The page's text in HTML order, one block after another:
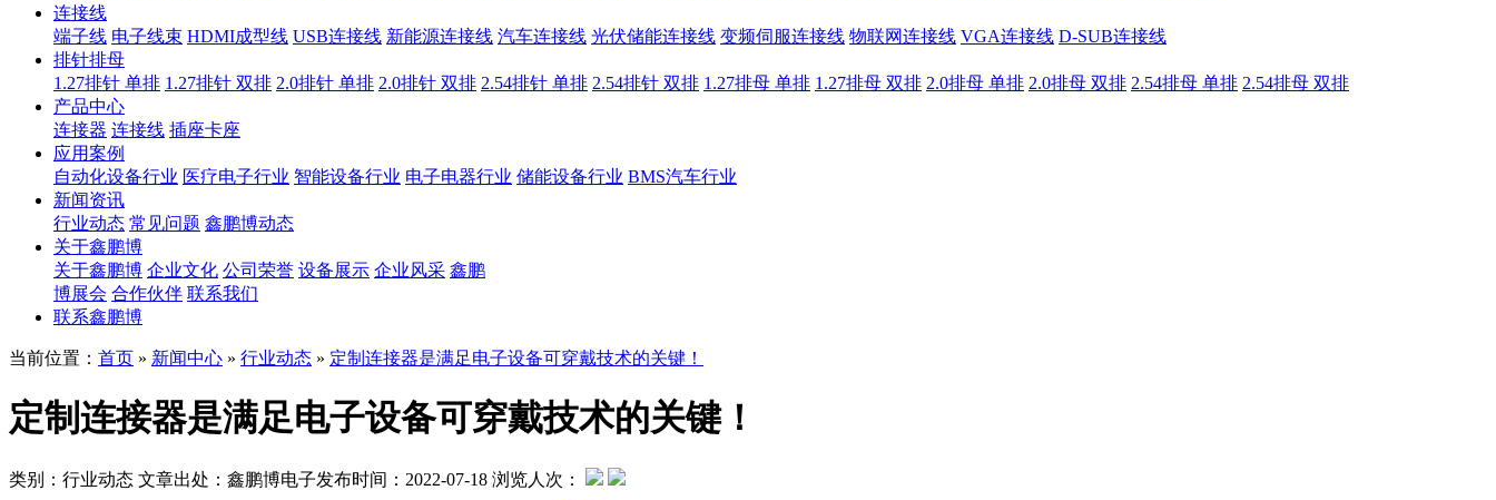
连接线
端子线 电子线束 HDMI成型线 USB连接线 新能源连接线 汽车连接线 光伏储能连接线 变频伺服连接线 物联网连接线 VGA连接线 D-SUB连接线
排针排母
1.27排针 单排 1.27排针 双排 2.0排针 单排 2.0排针 双排 2.54排针 单排 2.54排针 双排 1.27排母 单排 1.27排母 双排 2.0排母 单排 2.0排母 双排 2.54排母 单排 2.54排母 双排
产品中心
连接器 连接线 插座卡座
应用案例
自动化设备行业 医疗电子行业 智能设备行业 电子电器行业 储能设备行业 BMS汽车行业
新闻资讯
行业动态 常见问题 鑫鹏博动态
关于鑫鹏博
关于鑫鹏博 企业文化 公司荣誉 设备展示 企业风采 鑫鹏
博展会 合作伙伴 联系我们
联系鑫鹏博
当前位置： 首页 » 新闻中心 » 行业动态 » 定制连接器是满足电子设备可穿戴技术的关键！
定制连接器是满足电子设备可穿戴技术的关键！
类别：行业动态 文章出处：鑫鹏博电子发布时间：2022-07-18 浏览人次：